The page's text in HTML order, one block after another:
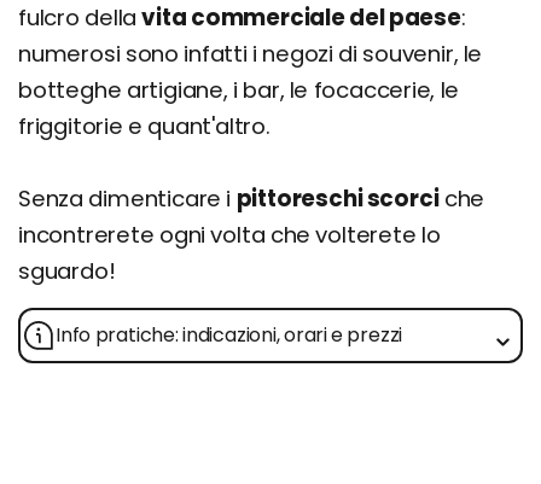
fulcro dellavita commerciale del paese:
numerosi sono infatti i negozi di souvenir, le
botteghe artigiane, i bar, le focaccerie, le
friggitorie e quant'altro.
Senza dimenticare i pittoreschi scorciche
incontrerete ogni volta che volterete lo
sguardo!
Info pratiche: indicazioni, orari e prezzi